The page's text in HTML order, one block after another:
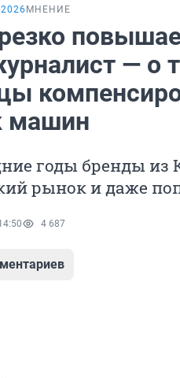
МНЕНИЕ
— о
машин
годы бренды из
рынок и даже
4 687